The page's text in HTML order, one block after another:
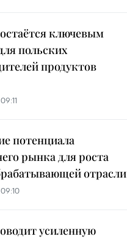
ключевым
польских
продуктов
потенциала
рынка для роста
отрасли
усиленную